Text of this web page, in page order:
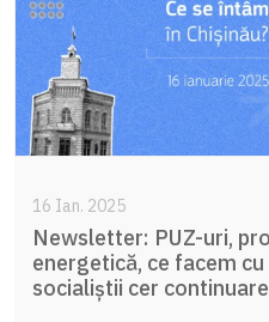
16 Ian. 2025
Newsletter: PUZ-uri,
energetică, ce facem
socialiștii cer